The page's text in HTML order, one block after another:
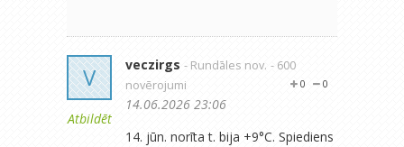
V
Atbildēt
veczirgs - Rundāles nov. - 600
novērojumi
0
0
14.06.2026 23:06
14. jūn. norīta t. bija +9°C. Spiediens